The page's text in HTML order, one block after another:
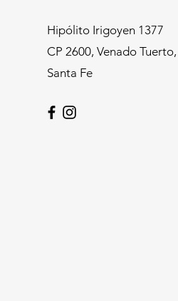
Hipólito Irigoyen 1377
CP 2600, Venado Tuerto,
Santa Fe